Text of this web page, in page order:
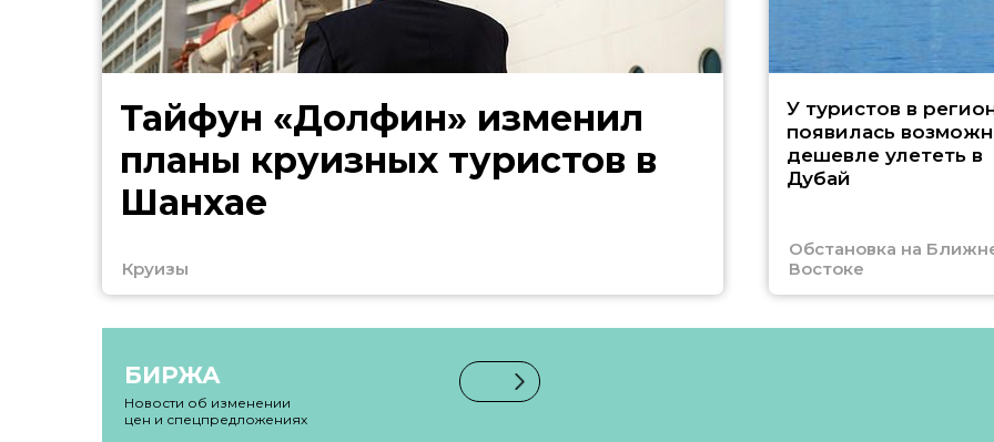
Тайфун «Долфин» изменил
планы круизных туристов в
Шанхае
Круизы
У туристов в
появилась
дешевле улететь в
Дубай
Обстановка на
Востоке
БИРЖА
Новости об изменении
цен и спецпредложениях